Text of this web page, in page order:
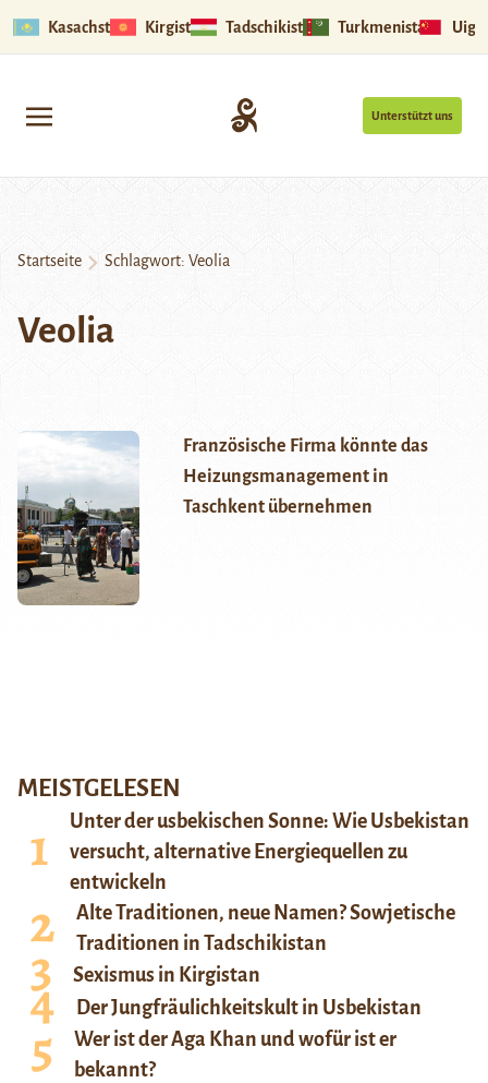
Kasachstan Kirgistan Tadschikistan Turkmenistan
Unterstützt uns
Startseite Schlagwort: Veolia
Veolia
Französische Firma könnte das
Heizungsmanagement in
Taschkent übernehmen
MEISTGELESEN
Unter der usbekischen Sonne: Wie Usbekistan
versucht, alternative Energiequellen zu
entwickeln
Alte Traditionen, neue Namen? Sowjetische
Traditionen in Tadschikistan
Sexismus in Kirgistan
Der Jungfräulichkeitskult in Usbekistan
Wer ist der Aga Khan und wofür ist er
bekannt?